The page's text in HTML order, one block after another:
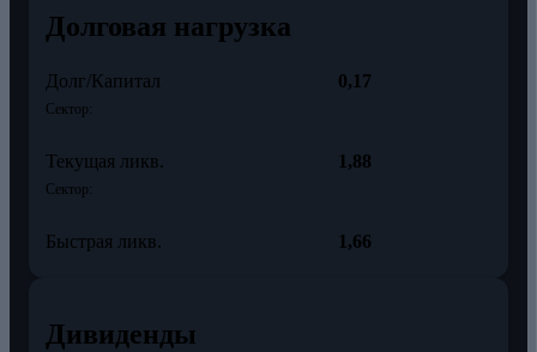
Долговая нагрузка
Долг/Капитал
Сектор:
0,17
Текущая ликв.
Сектор:
1,88
Быстрая ликв. 1,66
Дивиденды